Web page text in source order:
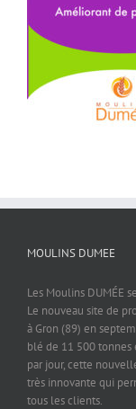
MOULINS DUMEE
Les Moulins DUMÉE
Le nouveau site de
à Gron (89) en
blé de 11 500
par jour, cette
très innovante qui
tous les clients.